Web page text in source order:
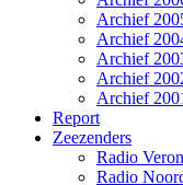
Archief
Archief
Archief
Archief
Archief
Report
Zeezenders
Radio
Radio